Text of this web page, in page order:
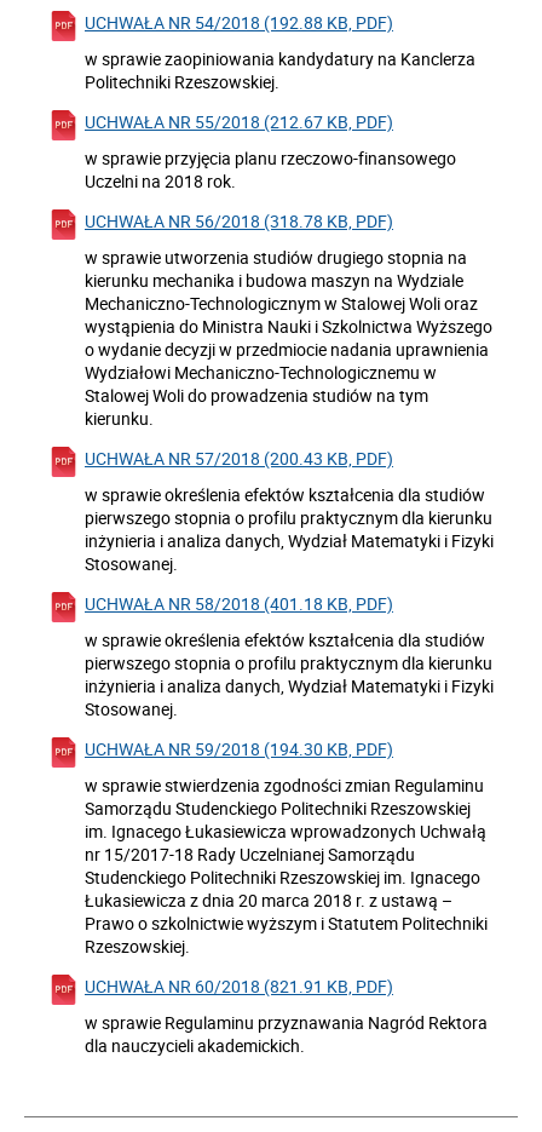
UCHWAŁA NR 54/2018 (192.88 KB, PDF)
w sprawie zaopiniowania kandydatury na Kanclerza
Politechniki Rzeszowskiej.
UCHWAŁA NR 55/2018 (212.67 KB, PDF)
w sprawie przyjęcia planu rzeczowo-finansowego
Uczelni na 2018 rok.
UCHWAŁA NR 56/2018 (318.78 KB, PDF)
w sprawie utworzenia studiów drugiego stopnia na
kierunku mechanika i budowa maszyn na Wydziale
Mechaniczno-Technologicznym w Stalowej Woli oraz
wystąpienia do Ministra Nauki i Szkolnictwa Wyższego
o wydanie decyzji w przedmiocie nadania uprawnienia
Wydziałowi Mechaniczno-Technologicznemu w
Stalowej Woli do prowadzenia studiów na tym
kierunku.
UCHWAŁA NR 57/2018 (200.43 KB, PDF)
w sprawie określenia efektów kształcenia dla studiów
pierwszego stopnia o profilu praktycznym dla kierunku
inżynieria i analiza danych, Wydział Matematyki i Fizyki
Stosowanej.
UCHWAŁA NR 58/2018 (401.18 KB, PDF)
w sprawie określenia efektów kształcenia dla studiów
pierwszego stopnia o profilu praktycznym dla kierunku
inżynieria i analiza danych, Wydział Matematyki i Fizyki
Stosowanej.
UCHWAŁA NR 59/2018 (194.30 KB, PDF)
w sprawie stwierdzenia zgodności zmian Regulaminu
Samorządu Studenckiego Politechniki Rzeszowskiej
im. Ignacego Łukasiewicza wprowadzonych Uchwałą
nr 15/2017-18 Rady Uczelnianej Samorządu
Studenckiego Politechniki Rzeszowskiej im. Ignacego
Łukasiewicza z dnia 20 marca 2018 r. z ustawą –
Prawo o szkolnictwie wyższym i Statutem Politechniki
Rzeszowskiej.
UCHWAŁA NR 60/2018 (821.91 KB, PDF)
w sprawie Regulaminu przyznawania Nagród Rektora
dla nauczycieli akademickich.